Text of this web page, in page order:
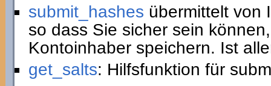
submit_hashes übermittelt von
so dass Sie sicher sein
Kontoinhaber speichern. Ist
get_salts: Hilfsfunktion für